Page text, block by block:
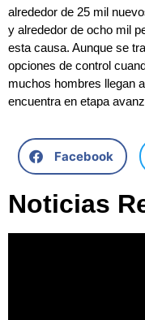
alrededor de 25 mil
y alrededor de ocho mil
esta causa. Aunque se
opciones de control
muchos hombres llegan
encuentra en etapa
Facebook
Noticias